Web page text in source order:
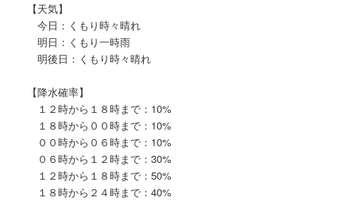
【天気】
今日：くもり時々晴れ
明日：くもり一時雨
明後日：くもり時々晴れ
【降水確率】
１２時から１８時まで：10%
１８時から００時まで：10%
００時から０６時まで：10%
０６時から１２時まで：30%
１２時から１８時まで：50%
１８時から２４時まで：40%